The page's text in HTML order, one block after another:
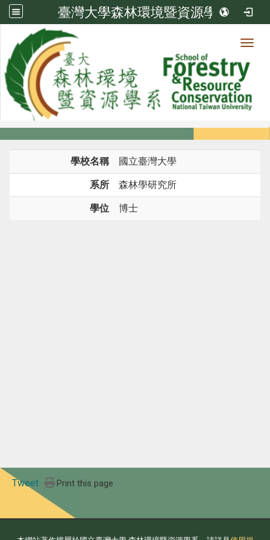
臺灣大學森林環境暨資源學系
系所成員
系所成員
學校名稱 國立臺灣大學
系所 森林學研究所
學位 博士
Tweet Print this page